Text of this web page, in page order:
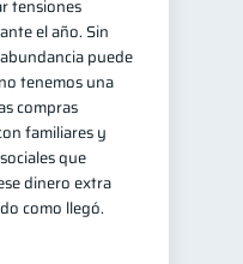
tensiones
el año. Sin
puede
tenemos una
compras
familiares y
que
dinero extra
como llegó.